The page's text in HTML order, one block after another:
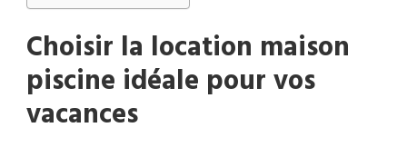
Choisir la location maison
piscine idéale pour vos
vacances